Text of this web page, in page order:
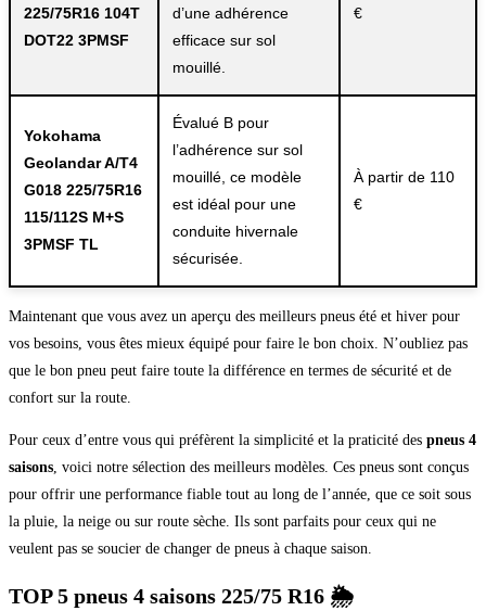
225/75R16 104T
DOT22 3PMSF
d’une adhérence
efficace sur sol
mouillé.
€
Yokohama
Geolandar A/T4
G018 225/75R16
115/112S M+S
3PMSF TL
Évalué B pour
l’adhérence sur sol
mouillé, ce modèle
est idéal pour une
conduite hivernale
sécurisée.
À partir de 110
€
Maintenant que vous avez un aperçu des meilleurs pneus été et hiver pour
vos besoins, vous êtes mieux équipé pour faire le bon choix. N’oubliez pas
que le bon pneu peut faire toute la différence en termes de sécurité et de
confort sur la route.
Pour ceux d’entre vous qui préfèrent la simplicité et la praticité des pneus 4
saisons, voici notre sélection des meilleurs modèles. Ces pneus sont conçus
pour offrir une performance fiable tout au long de l’année, que ce soit sous
la pluie, la neige ou sur route sèche. Ils sont parfaits pour ceux qui ne
veulent pas se soucier de changer de pneus à chaque saison.
TOP 5 pneus 4 saisons 225/75 R16 🌦️